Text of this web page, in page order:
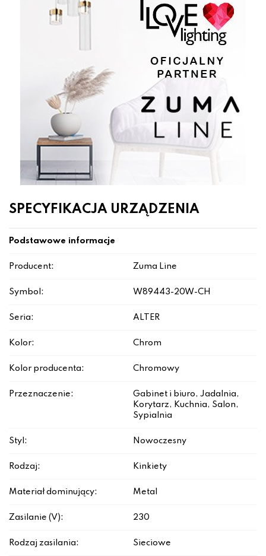
SPECYFIKACJA URZĄDZENIA
Podstawowe informacje
Producent: Zuma Line
Symbol: W89443-20W-CH
Seria: ALTER
Kolor: Chrom
Kolor producenta: Chromowy
Przeznaczenie:
Gabinet i biuro, Jadalnia,
Korytarz, Kuchnia, Salon,
Sypialnia
Styl: Nowoczesny
Rodzaj: Kinkiety
Materiał dominujący: Metal
Zasilanie (V): 230
Rodzaj zasilania: Sieciowe